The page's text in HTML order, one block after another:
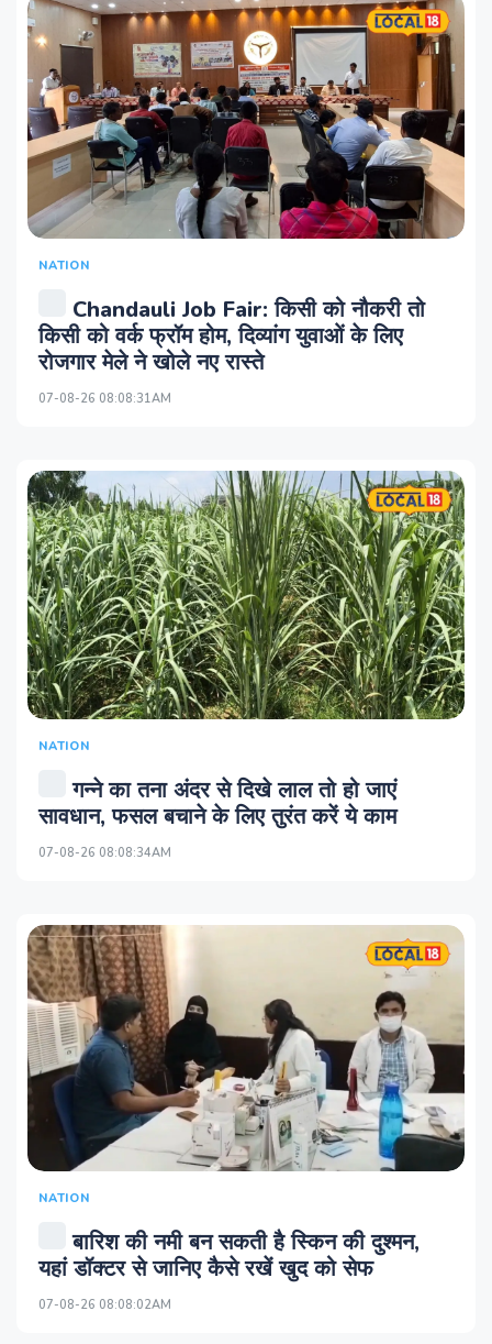
NATION
Chandauli Job Fair: किसी को नौकरी तो
किसी को वर्क फ्रॉम होम, दिव्यांग युवाओं के लिए
रोजगार मेले ने खोले नए रास्ते
07-08-26 08:08:31AM
NATION
गन्ने का तना अंदर से दिखे लाल तो हो जाएं
सावधान, फसल बचाने के लिए तुरंत करें ये काम
07-08-26 08:08:34AM
NATION
बारिश की नमी बन सकती है स्किन की दुश्मन,
यहां डॉक्टर से जानिए कैसे रखें खुद को सेफ
07-08-26 08:08:02AM